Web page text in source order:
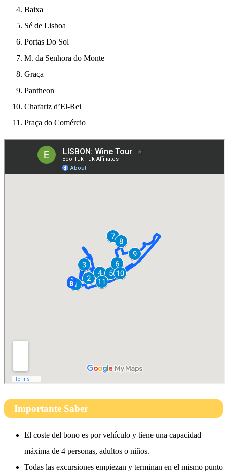
Baixa
Sé de Lisboa
Portas Do Sol
M. da Senhora do Monte
Graça
Pantheon
Chafariz d’El-Rei
Praça do Comércio
Importante Saber
El coste del bono es por vehículo y tiene una capacidad
máxima de 4 personas, adultos o niños.
Todas las excursiones empiezan y terminan en el mismo punto